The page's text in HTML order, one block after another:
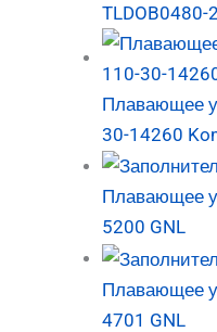
TLDOB0480-
Плавающее
30-14260
Плавающее
5200 GNL
Плавающее
4701 GNL